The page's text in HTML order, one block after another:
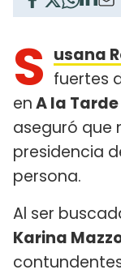
S usana
fuertes
enA la Tarde
aseguró que
presidencia
persona.
Al ser
Karina